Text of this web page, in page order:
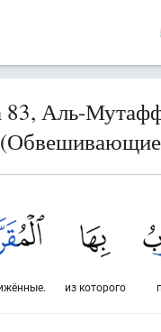
83, Аль-
из которого